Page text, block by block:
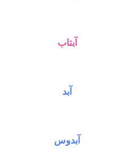
آبتاب
آبد
آبدوس